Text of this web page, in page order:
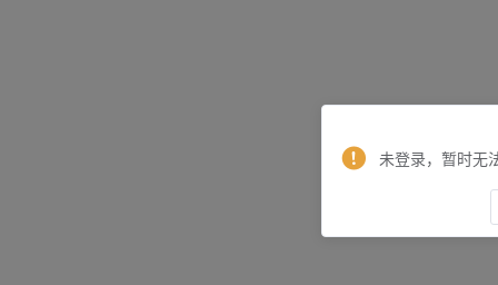
未登录，暂时无